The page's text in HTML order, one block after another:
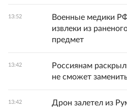
13:52
Военные медики
извлеки из
предмет
13:42
Россиянам
не сможет
13:42
Дрон залетел из